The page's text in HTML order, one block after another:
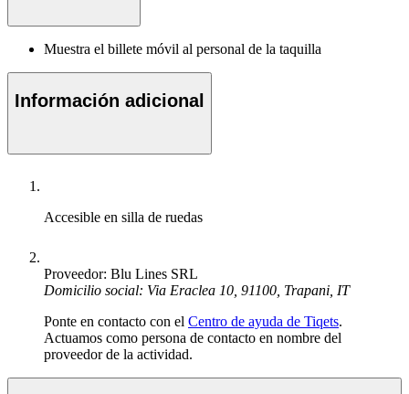
Muestra el billete móvil al personal de la taquilla
Información adicional
Accesible en silla de ruedas
Proveedor: Blu Lines SRL
Domicilio social: Via Eraclea 10, 91100, Trapani, IT
Ponte en contacto con el Centro de ayuda de Tiqets.
Actuamos como persona de contacto en nombre del
proveedor de la actividad.